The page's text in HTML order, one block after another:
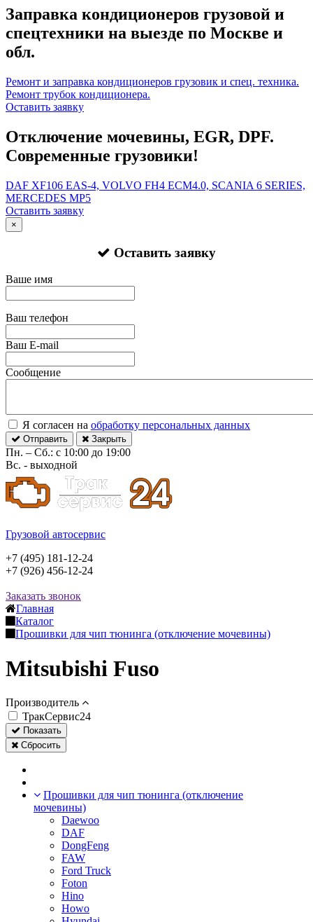
Заправка кондиционеров грузовой и
спецтехники на выезде по Москве и
обл.
Ремонт и заправка кондиционеров грузовик и спец. техника.
Ремонт трубок кондиционера.
Оставить заявку
Отключение мочевины, EGR, DPF.
Современные грузовики!
DAF XF106 EAS-4, VOLVO FH4 ECM4.0, SCANIA 6 SERIES,
MERCEDES MP5
Оставить заявку
×
Оставить заявку
Ваше имя
Ваш телефон
Ваш E-mail
Сообщение
Я согласен на обработку персональных данных
Отправить Закрыть
Пн. – Сб.: с 10:00 до 19:00
Вс. - выходной
Грузовой автосервис
+7 (495) 181-12-24
+7 (926) 456-12-24
Заказать звонок
Главная
Каталог
Прошивки для чип тюнинга (отключение мочевины)
Mitsubishi Fuso
Производитель
ТракСервис24
Показать
Сбросить
Прошивки для чип тюнинга (отключение
мочевины)
Daewoo
DAF
DongFeng
FAW
Ford Truck
Foton
Hino
Howo